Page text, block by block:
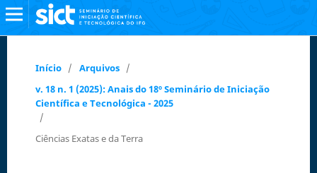
Início / Arquivos /
v. 18 n. 1 (2025): Anais do 18º Seminário de Iniciação
Científica e Tecnológica - 2025
/
Ciências Exatas e da Terra